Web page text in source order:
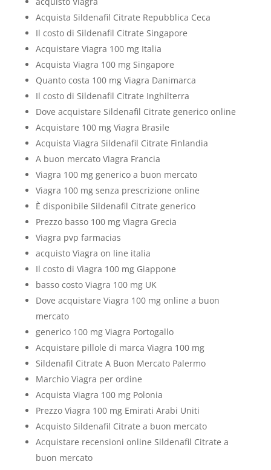
Acquista Sildenafil Citrate Repubblica Ceca
Il costo di Sildenafil Citrate Singapore
Acquistare Viagra 100 mg Italia
Acquista Viagra 100 mg Singapore
Quanto costa 100 mg Viagra Danimarca
Il costo di Sildenafil Citrate Inghilterra
Dove acquistare Sildenafil Citrate generico online
Acquistare 100 mg Viagra Brasile
Acquista Viagra Sildenafil Citrate Finlandia
A buon mercato Viagra Francia
Viagra 100 mg generico a buon mercato
Viagra 100 mg senza prescrizione online
È disponibile Sildenafil Citrate generico
Prezzo basso 100 mg Viagra Grecia
Viagra pvp farmacias
acquisto Viagra on line italia
Il costo di Viagra 100 mg Giappone
basso costo Viagra 100 mg UK
Dove acquistare Viagra 100 mg online a buon
mercato
generico 100 mg Viagra Portogallo
Acquistare pillole di marca Viagra 100 mg
Sildenafil Citrate A Buon Mercato Palermo
Marchio Viagra per ordine
Acquista Viagra 100 mg Polonia
Prezzo Viagra 100 mg Emirati Arabi Uniti
Acquisto Sildenafil Citrate a buon mercato
Acquistare recensioni online Sildenafil Citrate a
buon mercato